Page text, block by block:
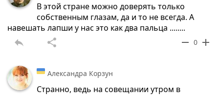
В этой стране можно доверять только
собственным глазам, да и то не всегда. А
навешать лапши у нас это как два пальца ........
reply share remove 0 add
Александра Корзун
Странно, ведь на совещании утром в